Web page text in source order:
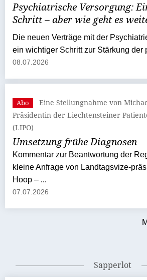
Psychiatrische Versorgung:
Schritt – aber wie geht es
Die neuen Verträge mit der
ein wichtiger Schritt zur Stärkung der
08.07.2026
Abo
Eine Stellungnahme von
Präsidentin der Liechtensteiner
(LIPO)
Umsetzung frühe Diagnosen
Kommentar zur Beantwortung der
kleine Anfrage von Landtagsvize-
Hoop – ...
07.07.2026
Sapperlot